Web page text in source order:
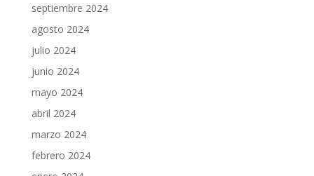
septiembre 2024
agosto 2024
julio 2024
junio 2024
mayo 2024
abril 2024
marzo 2024
febrero 2024